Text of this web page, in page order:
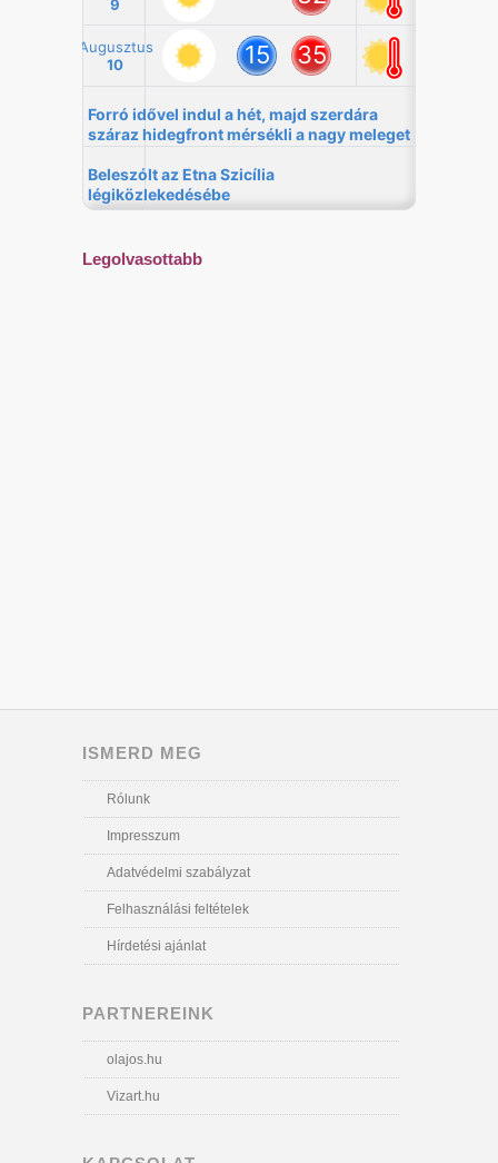
Legolvasottabb
ISMERD MEG
Rólunk
Impresszum
Adatvédelmi szabályzat
Felhasználási feltételek
Hírdetési ajánlat
PARTNEREINK
olajos.hu
Vizart.hu